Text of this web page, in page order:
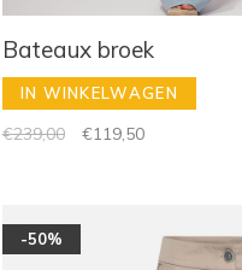
Bateaux broek
IN WINKELWAGEN
€239,00 €119,50
-50%